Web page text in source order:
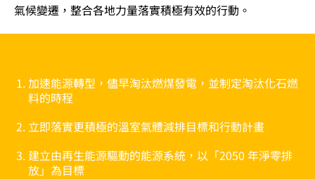
氣候變遷，整合各地力量落實積極有效的行動。
加速能源轉型，儘早淘汰燃煤發電，並制定淘汰化石燃
料的時程
立即落實更積極的溫室氣體減排目標和行動計畫
建立由再生能源驅動的能源系統，以「2050 年淨零排
放」為目標